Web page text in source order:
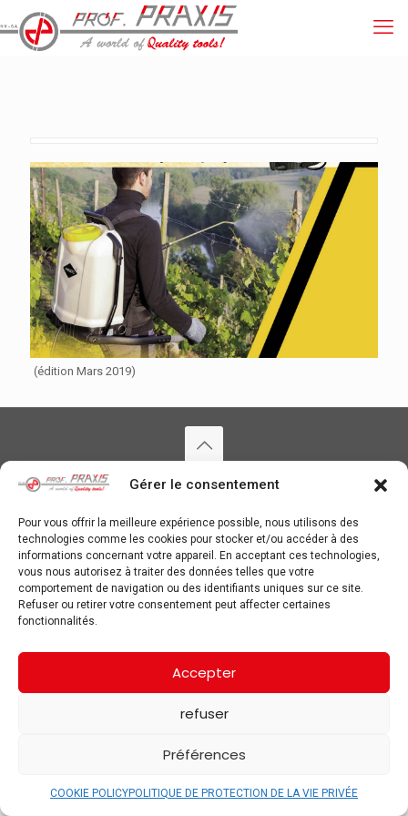
Gérer le consentement
Pour vous offrir la meilleure expérience possible, nous utilisons des
technologies comme les cookies pour stocker et/ou accéder à des
informations concernant votre appareil. En acceptant ces technologies,
vous nous autorisez à traiter des données telles que votre
comportement de navigation ou des identifiants uniques sur ce site.
Refuser ou retirer votre consentement peut affecter certaines
fonctionnalités.
Accepter
refuser
Préférences
COOKIE POLICYPOLITIQUE DE PROTECTION DE LA VIE PRIVÉE
(édition Mars 2019)
Copyright ©
2026 Prof Praxis. Alle rechten voorbehouden. —